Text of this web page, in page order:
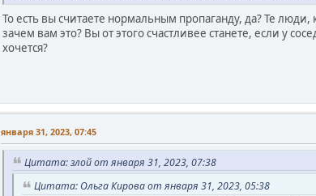
То есть вы считаете нормальным пропаганду, да? Те
зачем вам это? Вы от этого счастливее станете, если у
хочется?
января 31, 2023, 07:45
Цитата: злой от января 31, 2023, 07:38
Цитата: Ольга Кирова от января 31, 2023, 05:38